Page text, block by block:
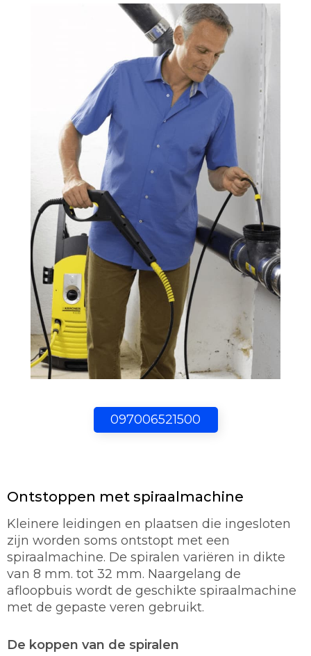
097006521500
Ontstoppen met spiraalmachine
Kleinere leidingen en plaatsen die ingesloten
zijn worden soms ontstopt met een
spiraalmachine. De spiralen variëren in dikte
van 8 mm. tot 32 mm. Naargelang de
afloopbuis wordt de geschikte spiraalmachine
met de gepaste veren gebruikt.
De koppen van de spiralen